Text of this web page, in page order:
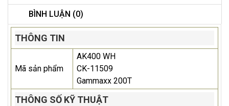
BÌNH LUẬN (0)
THÔNG TIN
Mã sản phẩm
AK400 WH
CK-11509
Gammaxx 200T
THÔNG SỐ KỸ THUẬT